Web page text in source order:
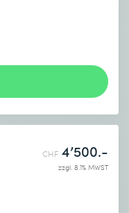
CHF 4’500.-
zzgl. 8.1% MWST